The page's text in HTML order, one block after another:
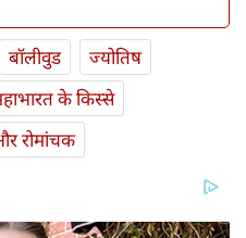
बॉलीवुड
ज्योतिष
के किस्से
रोमांचक